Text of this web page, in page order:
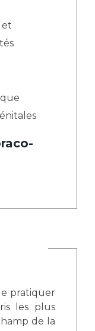
et
pratiquer
les plus
de la